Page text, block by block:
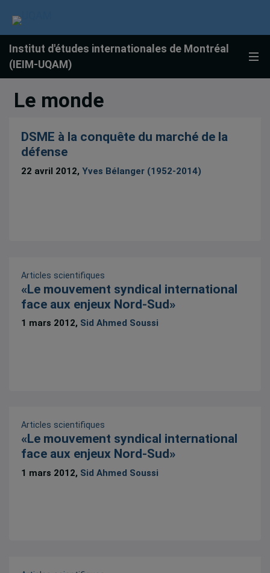
Institut d'études internationales de Montréal
(IEIM-UQAM)
Le monde
DSME à la conquête du marché de la
défense
22 avril 2012,Yves Bélanger (1952-2014)
Articles scientifiques
«Le mouvement syndical international
face aux enjeux Nord-Sud»
1 mars 2012, Sid Ahmed Soussi
Articles scientifiques
«Le mouvement syndical international
face aux enjeux Nord-Sud»
1 mars 2012, Sid Ahmed Soussi